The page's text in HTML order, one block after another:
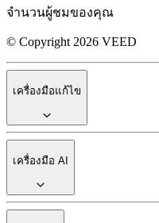
จำนวนผู้ชมของคุณ
© Copyright 2026 VEED
เครื่องมือแก้ไข
เครื่องมือ AI